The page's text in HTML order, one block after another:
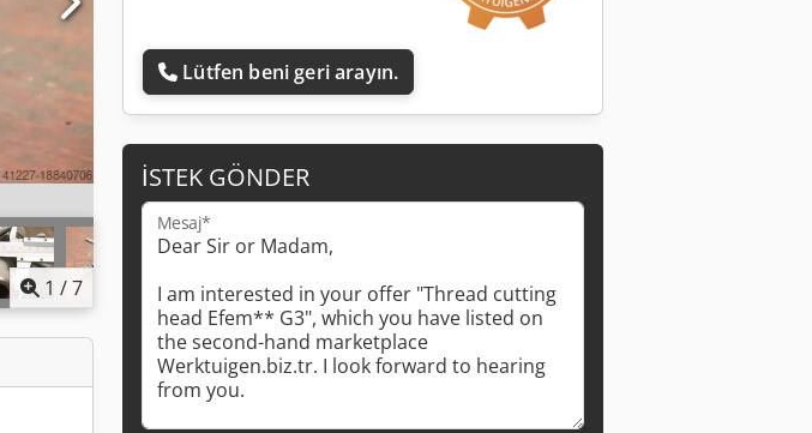
1 /7
Lütfen beni geri arayın.
İSTEK GÖNDER
Mesaj*